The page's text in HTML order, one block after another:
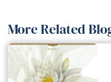
More Related